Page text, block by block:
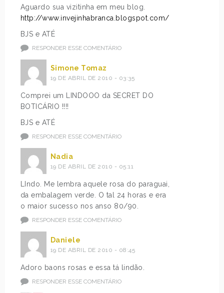
Aguardo sua vizitinha em meu blog.
http://www.invejinhabranca.blogspot.com/
BJS e ATÉ
RESPONDER ESSE COMENTÁRIO
Simone Tomaz
19 DE ABRIL DE 2010 - 03:35
Comprei um LINDOOO da SECRET DO
BOTICÁRIO !!!!
BJS e ATÉ
RESPONDER ESSE COMENTÁRIO
Nadia
19 DE ABRIL DE 2010 - 05:11
LIndo. Me lembra aquele rosa do paraguai,
da embalagem verde. O tal 24 horas e era
o maior sucesso nos anso 80/90.
RESPONDER ESSE COMENTÁRIO
Daniele
19 DE ABRIL DE 2010 - 08:45
Adoro baons rosas e essa tá lindão.
RESPONDER ESSE COMENTÁRIO